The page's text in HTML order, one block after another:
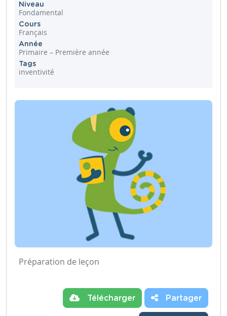
Niveau
Fondamental
Cours
Français
Année
Primaire – Première année
Tags
inventivité
Préparation de leçon
Télécharger Partager